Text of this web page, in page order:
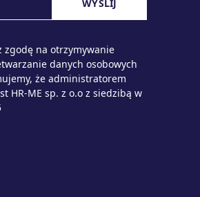
zgodę na otrzymywanie
danych osobowych
że administratorem
HR-ME sp. z o.o z siedzibą w